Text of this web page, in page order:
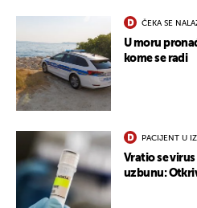
ČEKA SE
U moru
kome se radi
PACIJENT U
Vratio se
uzbunu: